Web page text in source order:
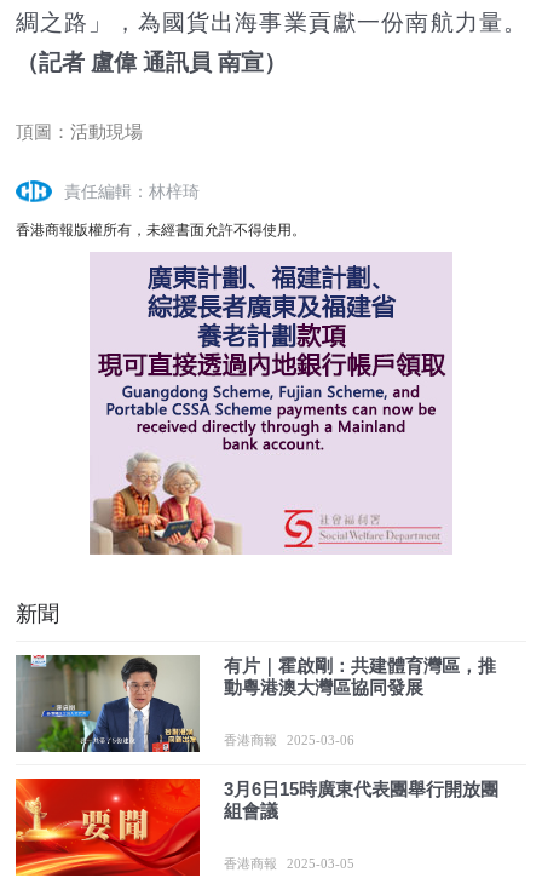
綢之路」，為國貨出海事業貢獻一份南航力量。
（記者 盧偉 通訊員 南宣）
頂圖：活動現場
責任編輯：林梓琦
香港商報版權所有，未經書面允許不得使用。
新聞
有片｜霍啟剛：共建體育灣區，推
動粵港澳大灣區協同發展
香港商報 2025-03-06
3月6日15時廣東代表團舉行開放團
組會議
香港商報 2025-03-05